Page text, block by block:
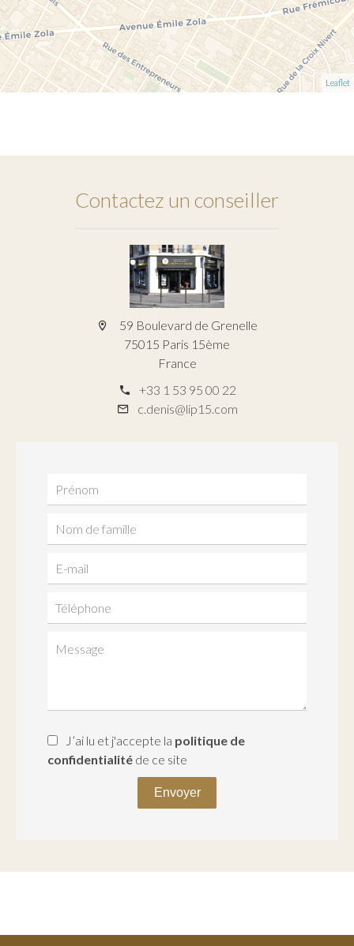
Leaflet
Contactez un conseiller
59 Boulevard de Grenelle
75015 Paris 15ème
France
+33 1 53 95 00 22
c.denis@lip15.com
J’ai lu et j'accepte la politique de
confidentialité de ce site
Envoyer